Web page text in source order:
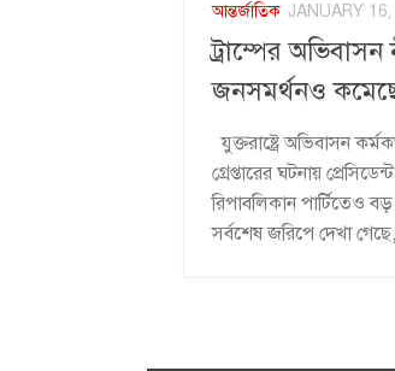
আন্তর্জাতিক JANUARY
ট্রাম্পের অভিবাসন
জনসমর্থনও
যুক্তরাষ্ট্রে অভিবাসন
গ্রেপ্তারের ঘটনায়
রিপাবলিকান পার্টিতেও
সর্বশেষ জরিপে দেখা